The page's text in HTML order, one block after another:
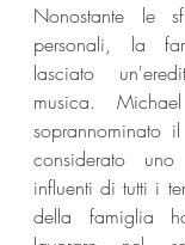
Nonostante le
personali, la
lasciato
musica.
soprannominato
considerato
influenti di tutti i
della famiglia